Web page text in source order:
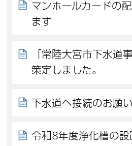
マンホールカードの
ます
「常陸大宮市下水道
策定しました。
下水道へ接続のお願い
令和8年度浄化槽の設